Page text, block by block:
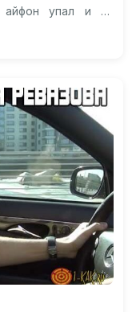
упал и не